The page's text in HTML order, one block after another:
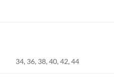
34, 36, 38, 40, 42, 44